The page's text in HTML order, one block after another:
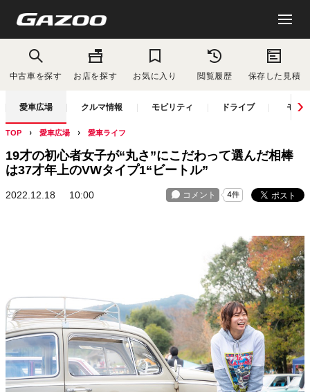
中古車を探す お店を探す お気に入り 閲覧履歴 保存した見積
愛車広場 クルマ情報 モビリティ ドライブ モー
TOP 愛車広場 愛車ライフ
19才の初心者女子が“丸さ”にこだわって選んだ相棒
は37才年上のVWタイプ1“ビートル”
2022.12.18 10:00